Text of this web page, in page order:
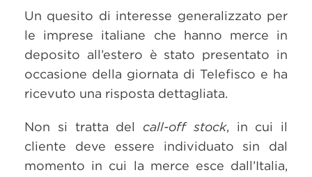
Un quesito di interesse generalizzato per
le imprese italiane che hanno merce in
deposito all’estero è stato presentato in
occasione della giornata di Telefisco e ha
ricevuto una risposta dettagliata.
Non si tratta del call-off stock, in cui il
cliente deve essere individuato sin dal
momento in cui la merce esce dall’Italia,